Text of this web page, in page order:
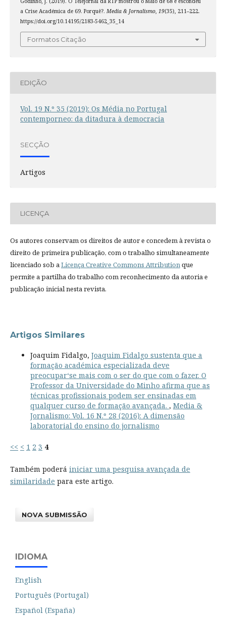
a Crise Académica de 69. Porquê?. Media & Jornalismo, 19(35), 211–222.
https://doi.org/10.14195/2183-5462_35_14
Formatos Citação
EDIÇÃO
Vol. 19 N.º 35 (2019): Os Média no Portugal
contemporneo: da ditadura à democracia
SECÇÃO
Artigos
LICENÇA
Os autores conservam os direitos de autor e concedem à revista o
direito de primeira publicação, com o trabalho simultaneamente
licenciado sob aLicença Creative Commons Attributionque
permite a partilha do trabalho com reconhecimento da autoria e
publicação inicial nesta revista.
Artigos Similares
Joaquim Fidalgo, Joaquim Fidalgo sustenta que a
formação académica especializada deve
preocupar‘se mais com o ser do que com o fazer. O
Professor da Universidade do Minho afirma que as
técnicas profissionais podem ser ensinadas em
qualquer curso de formação avançada. , Media &
Jornalismo: Vol. 16 N.º 28 (2016): A dimensão
laboratorial do ensino do jornalismo
<< < 1 2 3 4
Também poderá iniciar uma pesquisa avançada de
similaridade para este artigo.
NOVA SUBMISSÃO
IDIOMA
English
Português (Portugal)
Español (España)